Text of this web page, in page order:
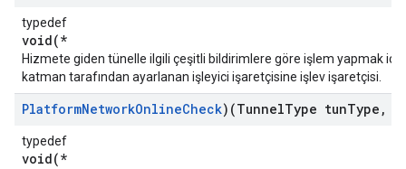
typedef
void(*
Hizmete giden tünelle ilgili çeşitli bildirimlere göre işlem yapmak
katman tarafından ayarlanan işleyici işaretçisine işlev işaretçisi.
PlatformNetworkOnlineCheck)(TunnelType tunType ,
typedef
void(*